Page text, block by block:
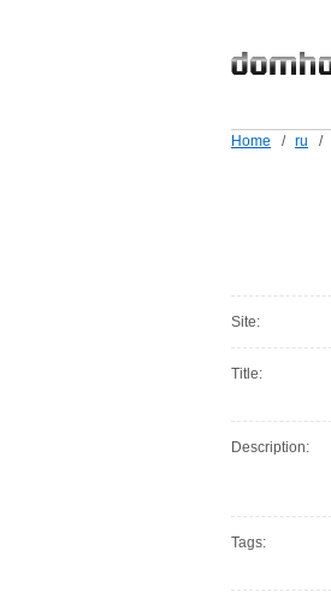
Home / ru /
Site:
Title:
Description:
Tags: